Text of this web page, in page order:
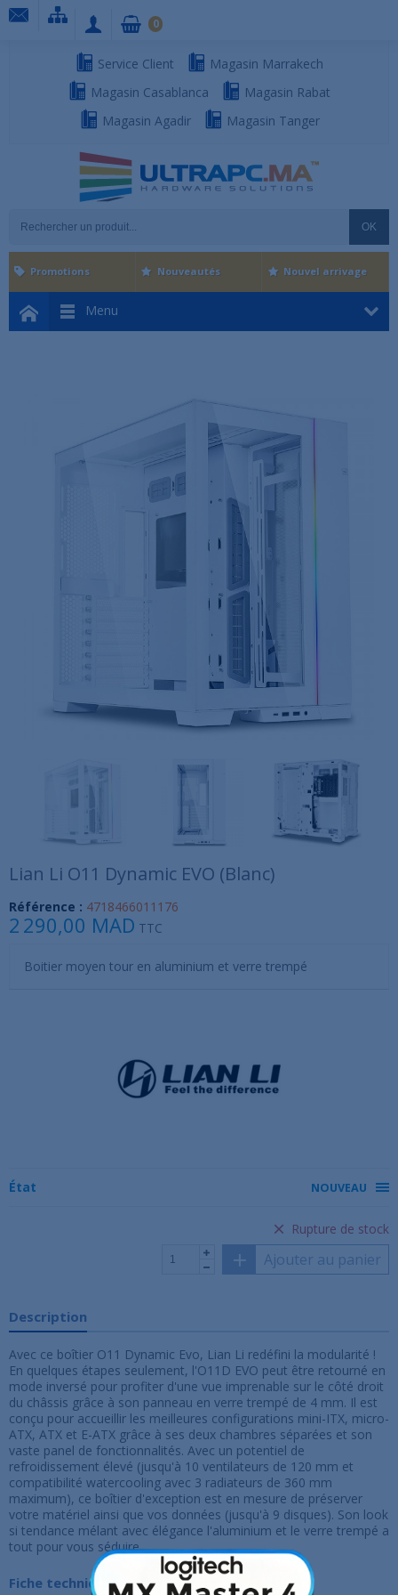
Service Client
Magasin Marrakech
Magasin Casablanca
Magasin Rabat
Magasin Agadir
Magasin Tanger
OK
0
Menu
Promotions Nouveautés Nouvel arrivage
Lian Li O11 Dynamic EVO (Blanc)
Référence : 4718466011176
2 290,00 MAD TTC
Boitier moyen tour en aluminium et verre trempé
État NOUVEAU
Rupture de stock
Ajouter au panier
Description
Avec ce boîtier O11 Dynamic Evo, Lian Li redéfini la modularité !
En quelques étapes seulement, l'O11D EVO peut être retourné en
mode inversé pour profiter d'une vue imprenable sur le côté droit
du châssis grâce à son panneau en verre trempé de 4 mm. Il est
conçu pour accueillir les meilleures configurations mini-ITX, micro-
ATX, ATX et E-ATX grâce à ses deux chambres séparées et son
vaste panel de fonctionnalités. Avec un potentiel de
refroidissement élevé (jusqu'à 10 ventilateurs de 120 mm et
compatibilité watercooling avec 3 radiateurs de 360 mm
maximum), ce boîtier d'exception est en mesure de préserver
votre matériel ainsi que vos données (jusqu'à 9 disques). Son look
si tendance mélant avec élégance l'aluminium et le verre trempé a
tout pour vous séduire.
Fiche technique